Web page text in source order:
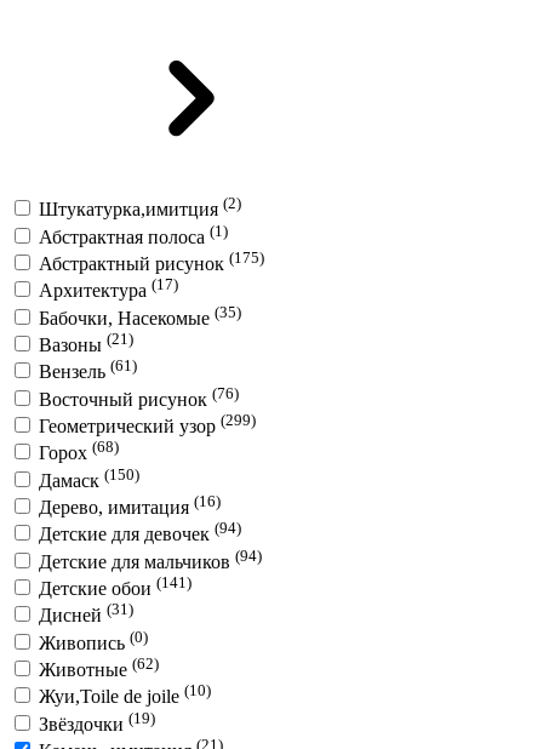
Штукатурка,имитция (2)
Абстрактная полоса (1)
Абстрактный рисунок (175)
Архитектура (17)
Бабочки, Насекомые (35)
Вазоны (21)
Вензель (61)
Восточный рисунок (76)
Геометрический узор (299)
Горох (68)
Дамаск (150)
Дерево, имитация (16)
Детские для девочек (94)
Детские для мальчиков (94)
Детские обои (141)
Дисней (31)
Живопись (0)
Животные (62)
Жуи,Toile de joile (10)
Звёздочки (19)
(21)